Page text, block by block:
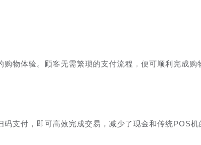
物体验。顾客无需繁琐的支付流程，便可顺利完成购
支付，即可高效完成交易，减少了现金和传统POS机